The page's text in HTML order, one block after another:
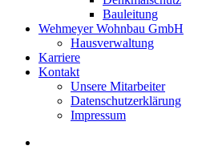
Bauleitung
Wehmeyer Wohnbau GmbH
Hausverwaltung
Karriere
Kontakt
Unsere Mitarbeiter
Datenschutzerklärung
Impressum